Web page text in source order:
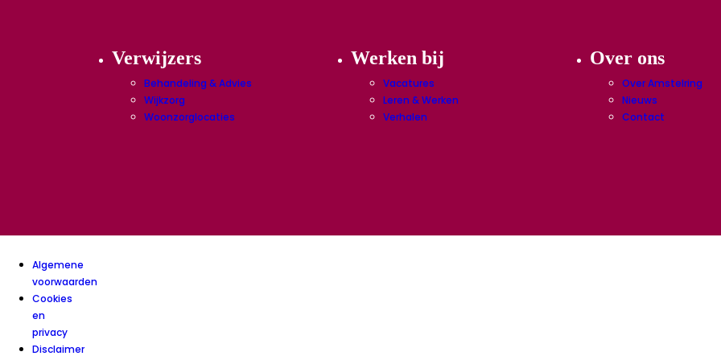
Verwijzers
Behandeling & Advies
Wijkzorg
Woonzorglocaties
Werken bij
Vacatures
Leren & Werken
Verhalen
Over ons
Over Amstelring
Nieuws
Contact
Algemene
voorwaarden
Cookies
en
privacy
Disclaimer